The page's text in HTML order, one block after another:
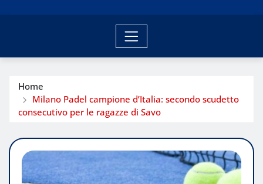
Home
Milano Padel campione d’Italia: secondo scudetto
consecutivo per le ragazze di Savo